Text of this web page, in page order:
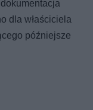
dla właściciela
późniejsze